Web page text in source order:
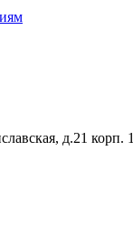
д.21 корп. 1